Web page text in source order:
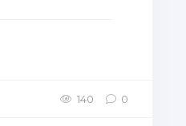
140 0